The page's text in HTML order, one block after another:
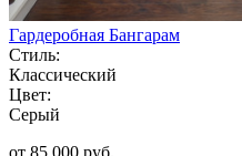
Гардеробная Бангарам
Стиль:
Классический
Цвет:
Серый
от 85 000 руб.